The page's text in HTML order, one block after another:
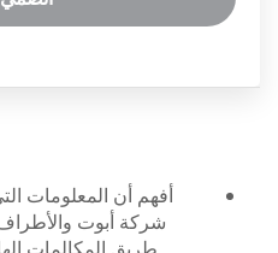
أفهم أن المعلومات التي
شركة أبوت والأطراف